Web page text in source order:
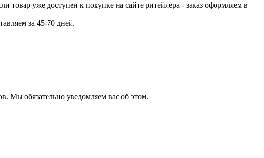
товар уже доступен к покупке на сайте ритейлера - заказ оформляем в
за 45-70 дней.
Мы обязательно уведомляем вас об этом.